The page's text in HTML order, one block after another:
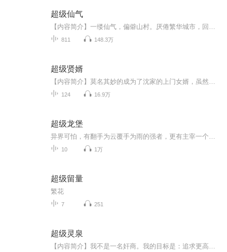
超级仙气
811 148.3万
超级贤婿
124 16.9万
超级龙堡
10 1万
超级留量
繁花
7 251
超级灵泉